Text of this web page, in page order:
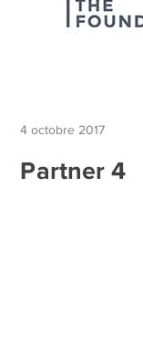
4 octobre 2017
Partner 4